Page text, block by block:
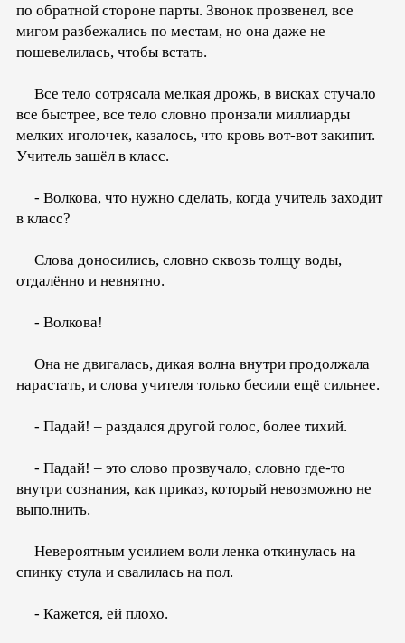
по обратной стороне парты. Звонок прозвенел, все
мигом разбежались по местам, но она даже не
пошевелилась, чтобы встать.
Все тело сотрясала мелкая дрожь, в висках стучало
все быстрее, все тело словно пронзали миллиарды
мелких иголочек, казалось, что кровь вот-вот закипит.
Учитель зашёл в класс.
- Волкова, что нужно сделать, когда учитель заходит
в класс?
Слова доносились, словно сквозь толщу воды,
отдалённо и невнятно.
- Волкова!
Она не двигалась, дикая волна внутри продолжала
нарастать, и слова учителя только бесили ещё сильнее.
- Падай! – раздался другой голос, более тихий.
- Падай! – это слово прозвучало, словно где-то
внутри сознания, как приказ, который невозможно не
выполнить.
Невероятным усилием воли ленка откинулась на
спинку стула и свалилась на пол.
- Кажется, ей плохо.